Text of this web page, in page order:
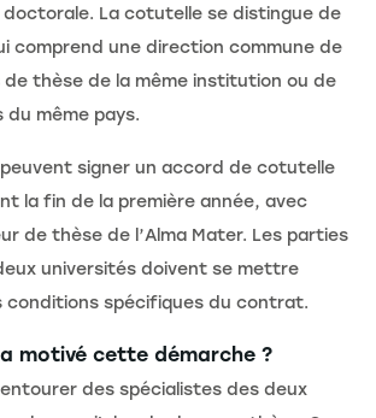
La cotutelle se distingue de
comprend une direction commune de
thèse de la même institution ou de
même pays.
signer un accord de cotutelle
la fin de la première année, avec
de thèse de l’Alma Mater. Les parties
universités doivent se mettre
conditions spécifiques du contrat.
motivé cette démarche ?
des spécialistes des deux